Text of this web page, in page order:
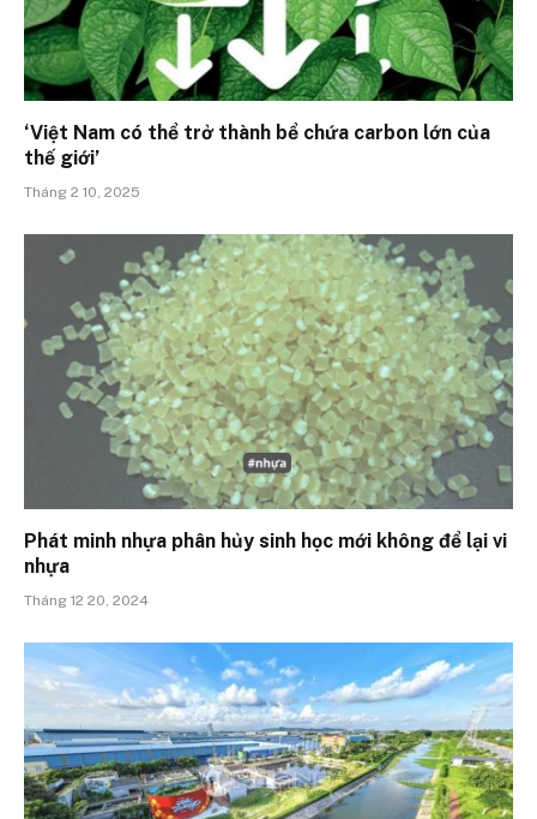
‘Việt Nam có thể trở thành bể chứa carbon lớn của
thế giới’
Tháng 2 10, 2025
Phát minh nhựa phân hủy sinh học mới không để lại vi
nhựa
Tháng 12 20, 2024